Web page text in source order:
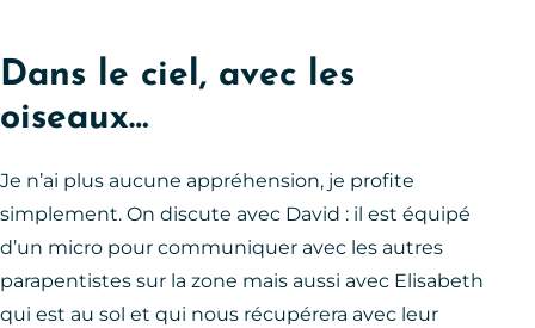
Dans le ciel, avec les
oiseaux…
Je n’ai plus aucune appréhension, je profite
simplement. On discute avec David : il est équipé
d’un micro pour communiquer avec les autres
parapentistes sur la zone mais aussi avec Elisabeth
qui est au sol et qui nous récupérera avec leur